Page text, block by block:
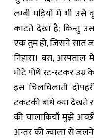
लम्बी घड़ियों में भी उसे
काटते देखा है; किन्तु
एक तुम हो, जिसने सात
निहारा। बस,
मोटे पोथे रट-रटकर
इस चिलचिलाती
टकटकी बांधे क्या देखते
की चालाकियाँ मुझे
अन्तर की ज्वाला से